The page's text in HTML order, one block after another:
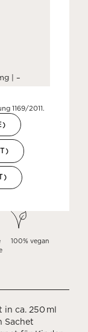
| –
1169/2011.
100% vegan
in ca. 250 ml
Sachet